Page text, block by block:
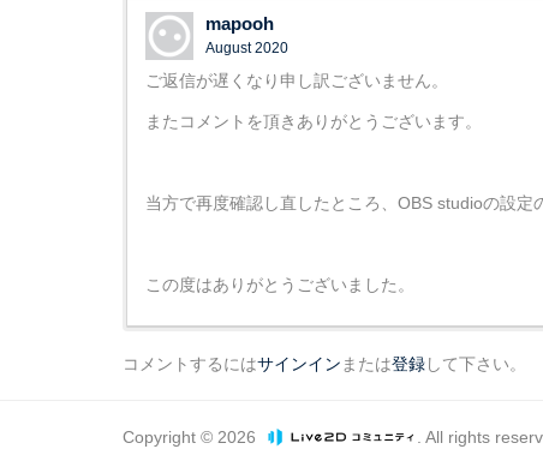
mapooh
August 2020
ご返信が遅くなり申し訳ございません。
またコメントを頂きありがとうございます。
当方で再度確認し直したところ、OBS studioの設定
この度はありがとうございました。
コメントするにはサインイン または登録して下さい。
Copyright © 2026 . All rights